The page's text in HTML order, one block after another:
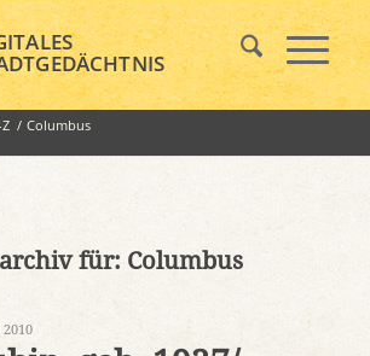
/ Columbus
für: Columbus